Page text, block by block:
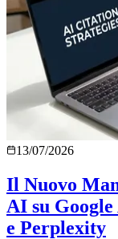
13/07/2026
Il Nuovo
AI su
e Perplexity